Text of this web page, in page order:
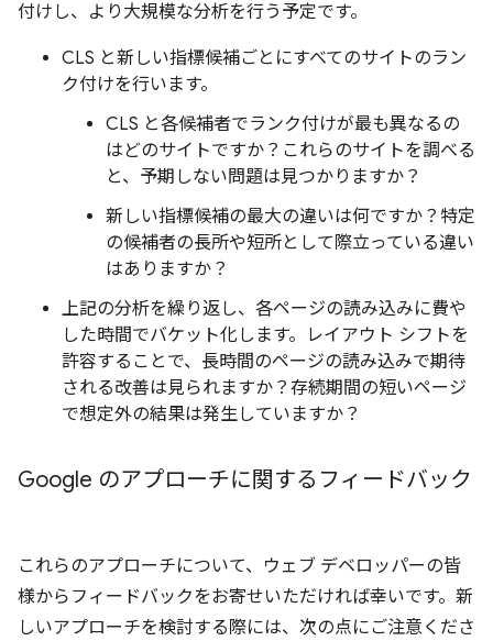
付けし、より大規模な分析を行う予定です。
CLS と新しい指標候補ごとにすべてのサイトのラン
ク付けを行います。
CLS と各候補者でランク付けが最も異なるの
はどのサイトですか？これらのサイトを調べる
と、予期しない問題は見つかりますか？
新しい指標候補の最大の違いは何ですか？特定
の候補者の長所や短所として際立っている違い
はありますか？
上記の分析を繰り返し、各ページの読み込みに費や
した時間でバケット化します。レイアウト シフトを
許容することで、長時間のページの読み込みで期待
される改善は見られますか？存続期間の短いページ
で想定外の結果は発生していますか？
Google のアプローチに関するフィードバック
これらのアプローチについて、ウェブ デベロッパーの皆
様からフィードバックをお寄せいただければ幸いです。新
しいアプローチを検討する際には、次の点にご注意くださ